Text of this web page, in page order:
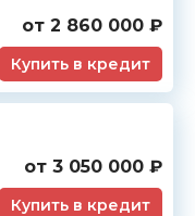
от 2 860 000 ₽
Купить в кредит
от 3 050 000 ₽
Купить в кредит